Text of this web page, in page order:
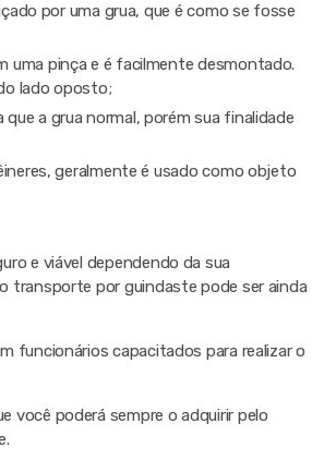
por uma grua, que é como se fosse
uma pinça e é facilmente desmontado.
lado oposto;
a grua normal, porém sua finalidade
geralmente é usado como objeto
e viável dependendo da sua
transporte por guindaste pode ser ainda
funcionários capacitados para realizar o
você poderá sempre o adquirir pelo